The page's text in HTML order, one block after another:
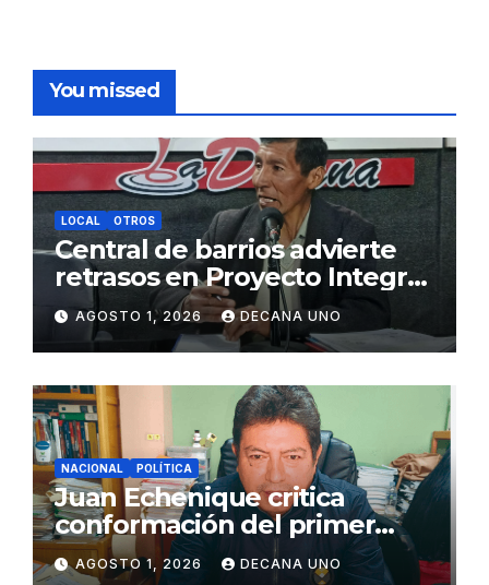
You missed
LOCAL OTROS
Central de barrios advierte
retrasos en Proyecto Integral
de Agua y Alcantarillado para
Juliaca
AGOSTO 1, 2026 DECANA UNO
NACIONAL POLÍTICA
Juan Echenique critica
conformación del primer
gabinete ministerial de Keiko
AGOSTO 1, 2026 DECANA UNO